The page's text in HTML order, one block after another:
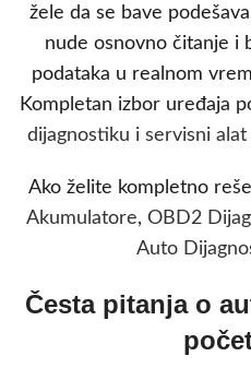
žele da se bave
nude osnovno čitanje i
podataka u realnom
Kompletan izbor uređaja
dijagnostiku i servisni alat
Ako želite kompletno
Akumulatore, OBD2
Auto
Česta pitanja o